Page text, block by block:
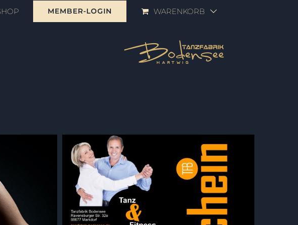
MEMBER-LOGIN WARENKORB